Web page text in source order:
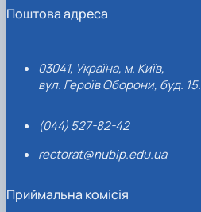
Поштова адреса
03041, Україна, м. Київ,
вул. Героїв Оборони, буд. 15.
(044) 527-82-42
rectorat@nubip.edu.ua
Приймальна комісія